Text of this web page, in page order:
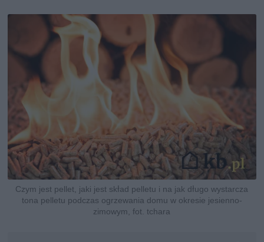
Czym jest pellet, jaki jest skład pelletu i na jak długo wystarcza
tona pelletu podczas ogrzewania domu w okresie jesienno-
zimowym, fot. tchara